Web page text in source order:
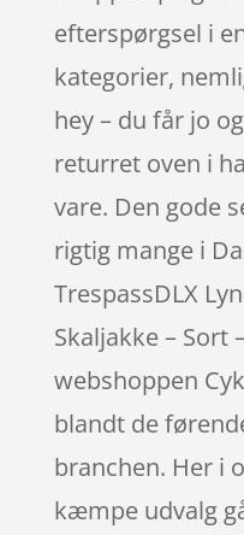
efterspørgsel i
kategorier,
hey – du får jo
returret oven i
vare. Den gode
rigtig mange i
TrespassDLX
Skaljakke – Sort
webshoppen
blandt de
branchen. Her i
kæmpe udvalg